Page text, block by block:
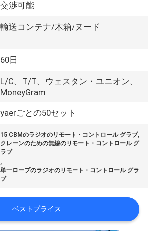
交渉可能
輸送コンテナ/木箱/ヌード
60日
L/C、T/T、ウェスタン・ユニオン、
MoneyGram
yaerごとの50セット
15 CBMのラジオのリモート・コントロール グラブ,
クレーンのための無線のリモート・コントロール グ
ラブ
,
単一ロープのラジオのリモート・コントロール グラ
ブ
ベストプライス